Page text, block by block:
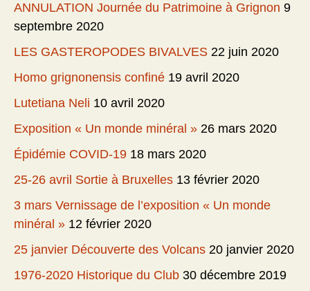
ANNULATION Journée du Patrimoine à Grignon 9
septembre 2020
LES GASTEROPODES BIVALVES 22 juin 2020
Homo grignonensis confiné 19 avril 2020
Lutetiana Neli 10 avril 2020
Exposition « Un monde minéral » 26 mars 2020
Épidémie COVID-19 18 mars 2020
25-26 avril Sortie à Bruxelles 13 février 2020
3 mars Vernissage de l’exposition « Un monde
minéral » 12 février 2020
25 janvier Découverte des Volcans 20 janvier 2020
1976-2020 Historique du Club 30 décembre 2019